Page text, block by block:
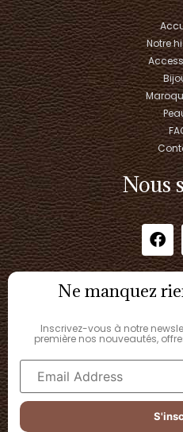
Notre
Nous
Ne manquez
Inscrivez-vous à notre
première nos nouveautés,